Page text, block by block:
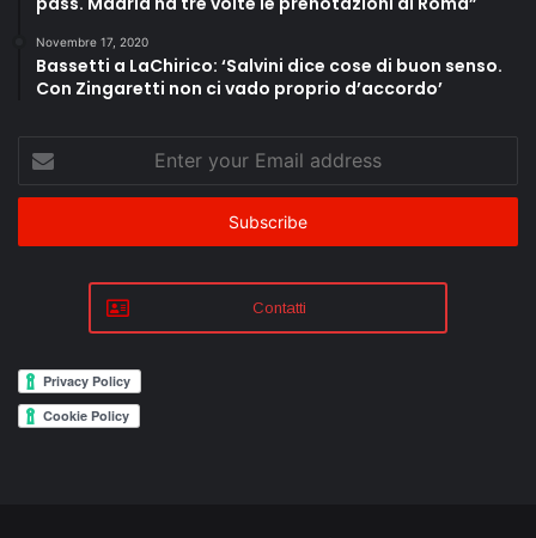
Novembre 17, 2020
Bassetti a LaChirico: ‘Salvini dice cose di buon senso.
Con Zingaretti non ci vado proprio d’accordo’
Enter
your
Email
Contatti